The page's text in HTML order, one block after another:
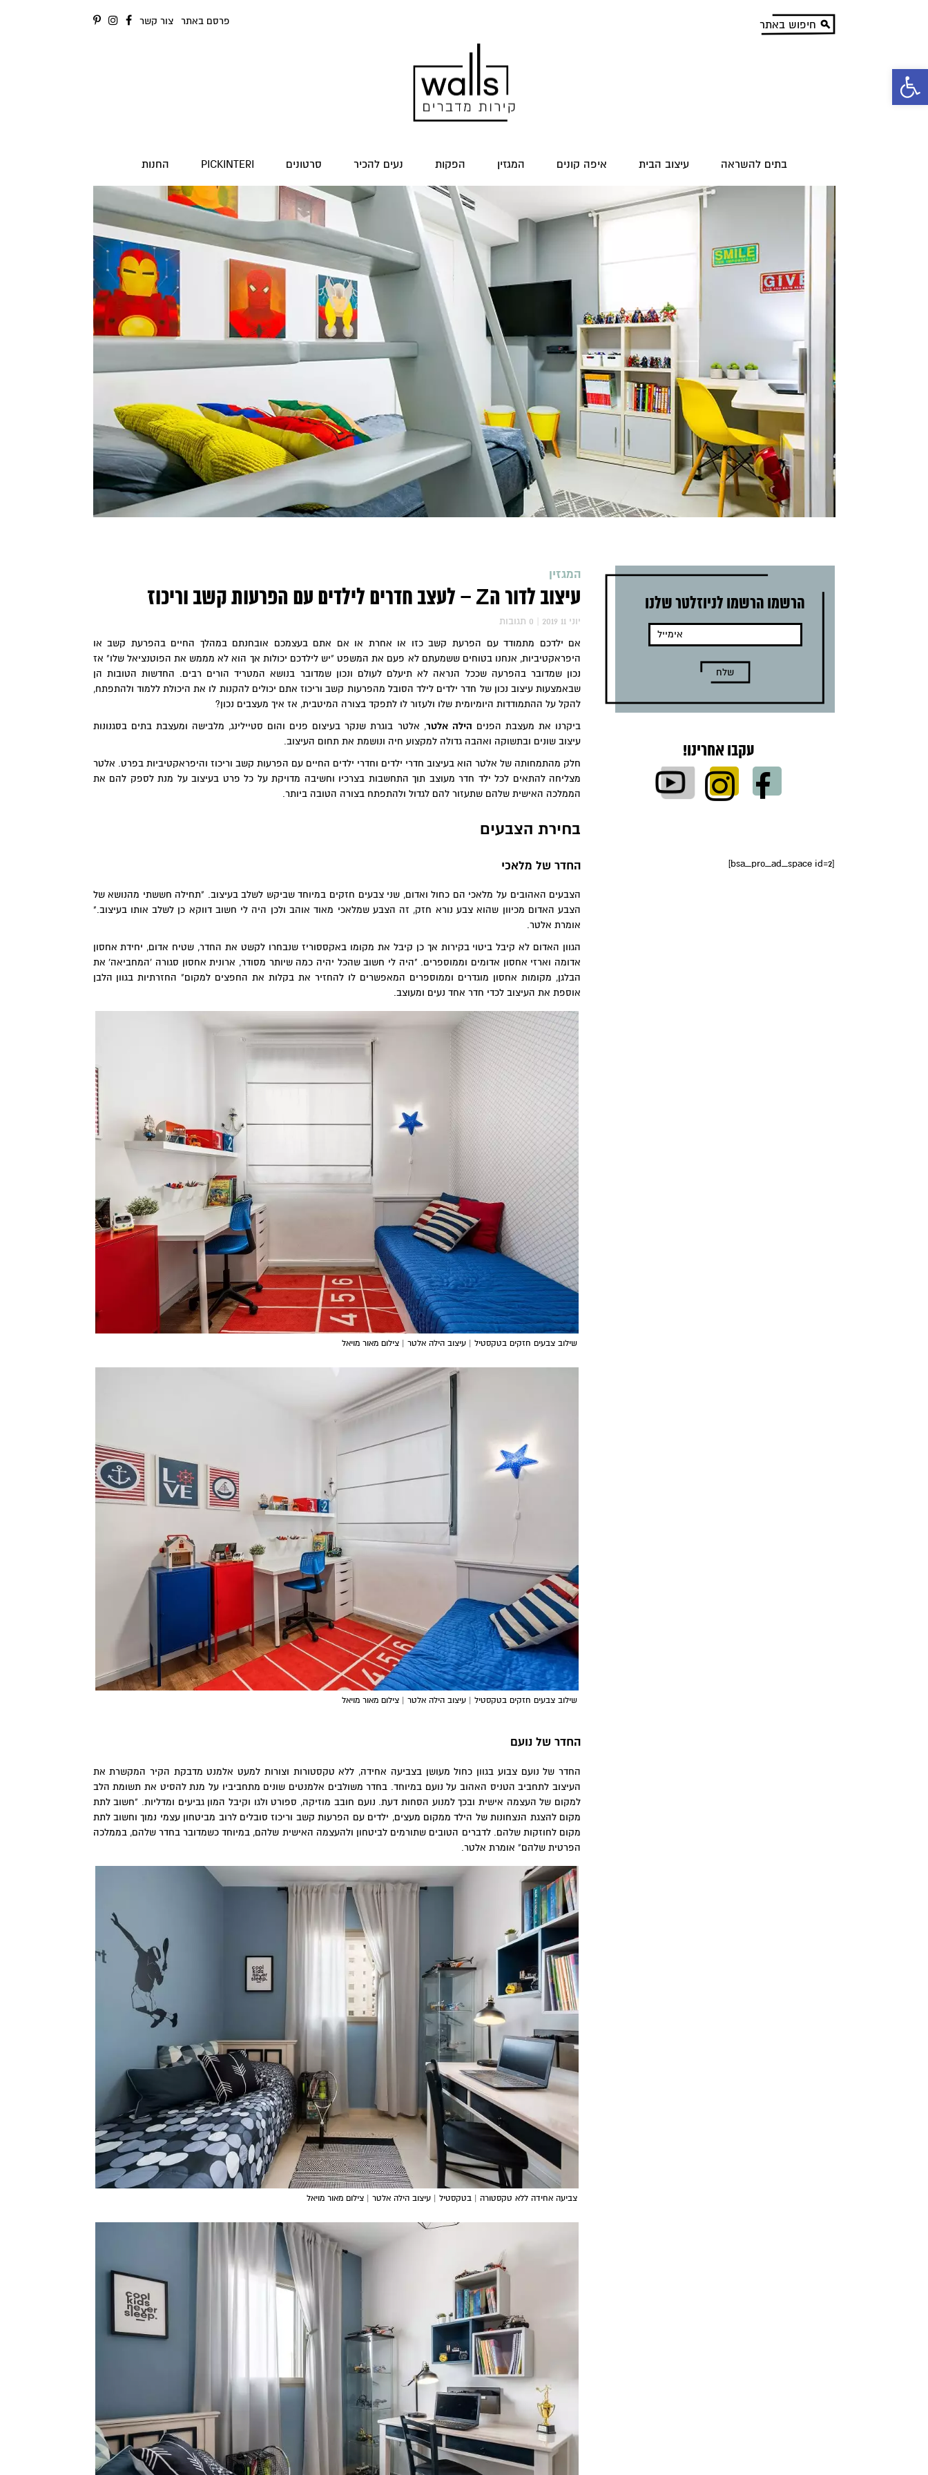
פתח סרגל נגישות
פרסם באתר צור קשר
בתים להשראה עיצוב הבית איפה קונים המגזין הפקות נעים להכיר סרטונים PICKINTERI החנות
המגזין
עיצוב לדור הZ – לעצב חדרים לילדים עם הפרעות קשב וריכוז
2019 יוני 11 0 תגובות
אם ילדכם מתמודד עם הפרעת קשב כזו או אחרת או אם אתם בעצמכם אובחנתם במהלך החיים בהפרעת קשב או
היפראקטיביות, אנחנו בטוחים ששמעתם לא פעם את המשפט "יש לילדכם יכולות אך הוא לא מממש את הפוטנציאל שלו" אז
נכון שמדובר בהפרעה שככל הנראה לא תיעלם לעולם ונכון שמדובר בנושא המטריד הורים רבים. החדשות הטובות הן
שבאמצעות עיצוב נכון של חדר ילדים לילד הסובל מהפרעות קשב וריכוז אתם יכולים להקנות לו את היכולת ללמוד ולהתפתח,
להקל על ההתמודדות היומיומית שלו ולעזור לו לתפקד בצורה המיטבית, אז איך מעצבים נכון?
ביקרנו את מעצבת הפנים הילה אלטר, אלטר בוגרת שנקר בעיצום פנים והום סטיילינג, מלבישה ומעצבת בתים בסגנונות
עיצוב שונים ובתשוקה ואהבה גדולה למקצוע חיה ונושמת את תחום העיצוב.
חלק מהתמחותה של אלטר הוא בעיצוב חדרי ילדים וחדרי ילדים החיים עם הפרעות קשב וריכוז והיפראקטיביות בפרט. אלטר
מצליחה להתאים לכל ילד חדר מעוצב תוך התחשבות בצרכיו וחשיבה מדויקת על כל פרט בעיצוב על מנת לספק להם את
הממלכה האישית שלהם שתעזור להם לגדול ולהתפתח בצורה הטובה ביותר.
בחירת הצבעים
החדר של מלאכי
הצבעים האהובים על מלאכי הם כחול ואדום, שני צבעים חזקים במיוחד שביקש לשלב בעיצוב. "תחילה חששתי מהנושא של
הצבע האדום מכיוון שהוא צבע נורא חזק, זה הצבע שמלאכי מאוד אוהב ולכן היה לי חשוב דווקא כן לשלב אותו בעיצוב."
אומרת אלטר.
הגוון האדום לא קיבל ביטוי בקירות אך כן קיבל את מקומו באקססוריז שנבחרו לקשט את החדר, שטיח אדום, יחידת אחסון
אדומה וארזי אחסון אדומים וממוספרים. "היה לי חשוב שהכל יהיה כמה שיותר מסודר, ארונית אחסון סגורה 'המחביאה' את
הבלגן, מקומות אחסון מוגדרים וממוספרים המאפשרים לו להחזיר את בקלות את החפצים למקום" החזרתיות בגוון הלבן
אוספת את העיצוב לכדי חדר אחד נעים ומעוצב.
שילוב צבעים חזקים בטקסטיל | עיצוב הילה אלטר | צילום מאור מויאל
שילוב צבעים חזקים בטקסטיל | עיצוב הילה אלטר | צילום מאור מויאל
החדר של נועם
החדר של נועם צבוע בגוון כחול מעושן בצביעה אחידה, ללא טקסטורות וצורות למעט אלמנט מדבקת הקיר המקשרת את
העיצוב לתחביב הטניס האהוב על נועם במיוחד. בחדר משולבים אלמנטים שונים מתחביביו על מנת להסיט את תשומת הלב
למקום של העצמה אישית ובכך למנוע הסחות דעת. נועם חובב מוזיקה, ספורט ולגו וקיבל המון גביעים ומדליות. "חשוב לתת
מקום להצגת הנצחונות של הילד ממקום מעצים, ילדים עם הפרעות קשב וריכוז סובלים לרוב מביטחון עצמי נמוך וחשוב לתת
מקום לחוזקות שלהם. לדברים הטובים שתורמים לביטחון ולהעצמה האישית שלהם, במיוחד כשמדובר בחדר שלהם, בממלכה
הפרטית שלהם" אומרת אלטר.
צביעה אחידה ללא טקסטורה | בטקסטיל | עיצוב הילה אלטר | צילום מאור מויאל
הרשמו הרשמו לניוזלטר שלנו
עקבו אחרינו!
[bsa_pro_ad_space id=2]